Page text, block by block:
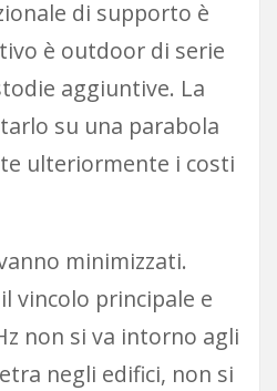
di supporto è
è outdoor di serie
aggiuntive. La
su una parabola
ulteriormente i costi
minimizzati.
vincolo principale e
non si va intorno agli
negli edifici, non si